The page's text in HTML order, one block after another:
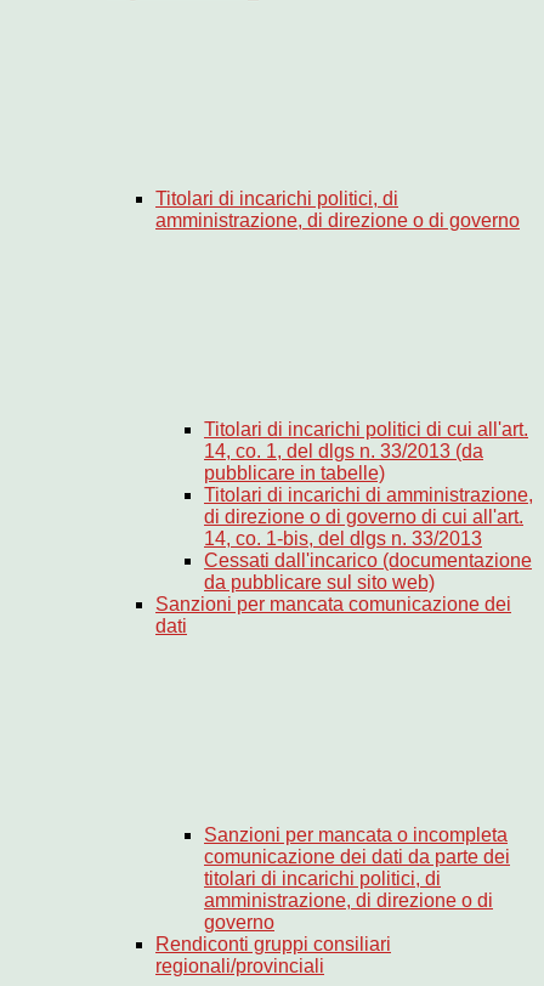
Titolari di incarichi politici, di
amministrazione, di direzione o di governo
Titolari di incarichi politici di cui all'art.
14, co. 1, del dlgs n. 33/2013 (da
pubblicare in tabelle)
Titolari di incarichi di amministrazione,
di direzione o di governo di cui all'art.
14, co. 1-bis, del dlgs n. 33/2013
Cessati dall'incarico (documentazione
da pubblicare sul sito web)
Sanzioni per mancata comunicazione dei
dati
Sanzioni per mancata o incompleta
comunicazione dei dati da parte dei
titolari di incarichi politici, di
amministrazione, di direzione o di
governo
Rendiconti gruppi consiliari
regionali/provinciali